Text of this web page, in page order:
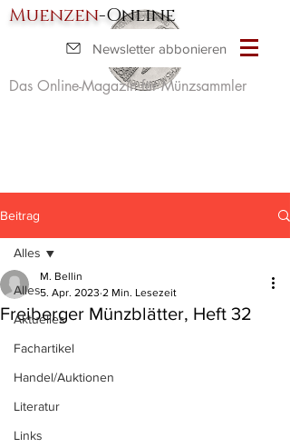
Muenzen-Online
Das Online-Magazin für Münzsammler
Newsletter abbonieren
Beitrag
Alles
Aktuelles
Fachartikel
Handel/Auktionen
Literatur
Links
Alles
Freiberger Münzblätter, Heft 32
M. Bellin
5. Apr. 2023 2 Min. Lesezeit